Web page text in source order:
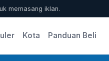
memasang iklan.
Kota Panduan Beli